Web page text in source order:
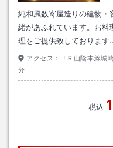
純和風数寄屋造りの建物
緒があふれています。お
理をご提供致しております
アクセス：
ＪＲ山陰本線城
分
税込